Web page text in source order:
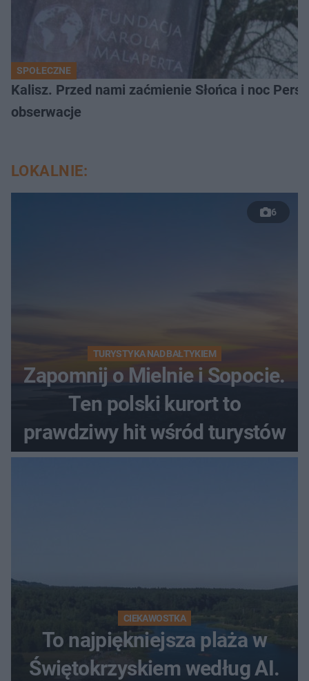
SPOŁECZNE
Kalisz. Przed nami zaćmienie Słońca i noc
obserwacje
LOKALNIE:
6
TURYSTYKA NAD BAŁTYKIEM
Zapomnij o Mielnie i Sopocie.
Ten polski kurort to
prawdziwy hit wśród turystów
CIEKAWOSTKA
To najpiękniejsza plaża w
Świętokrzyskiem według AI.